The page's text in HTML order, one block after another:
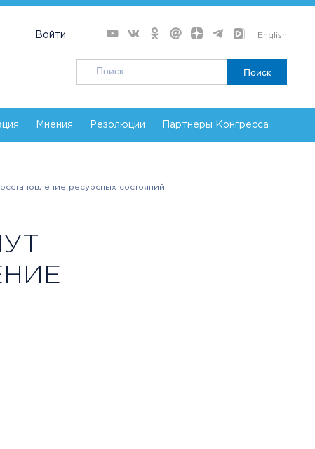
Войти English
Поиск
Мнения Резолюции Партнеры Конгресса
ресурсных состояний